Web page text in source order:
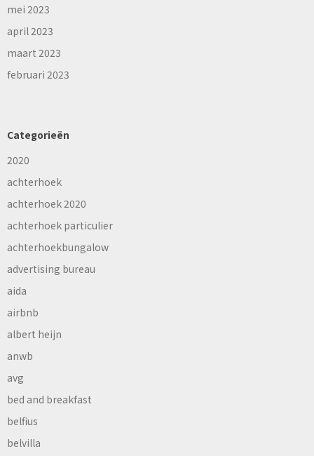
mei 2023
april 2023
maart 2023
februari 2023
Categorieën
2020
achterhoek
achterhoek 2020
achterhoek particulier
achterhoekbungalow
advertising bureau
aida
airbnb
albert heijn
anwb
avg
bed and breakfast
belfius
belvilla